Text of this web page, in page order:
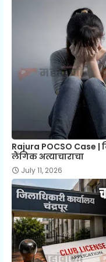
Rajura POCSO Case
लैंगिक अत्याचाराचा
July 11, 2026